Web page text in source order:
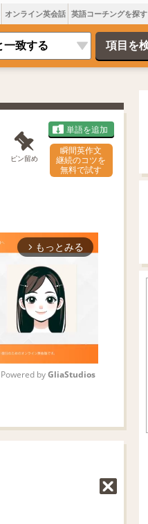
オンライン英会話 英語コーチングを探す
ピン留め
単語を追加
瞬間英作文
継続のコツを
無料で試す
arrow_forward_ios もっとみる
Powered by GliaStudios